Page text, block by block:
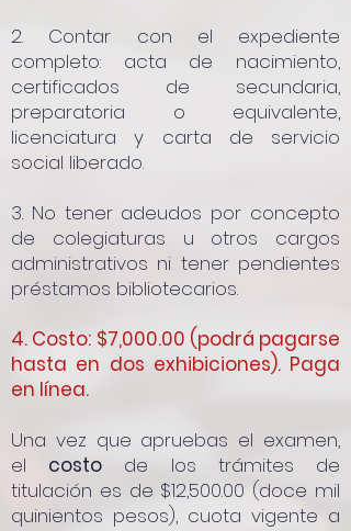
2. Contar con el expediente
completo: acta de nacimiento,
certificados de secundaria,
preparatoria o equivalente,
licenciatura y carta de servicio
social liberado.
3. No tener adeudos por concepto
de colegiaturas u otros cargos
administrativos ni tener pendientes
préstamos bibliotecarios.
4. Costo: $7,000.00 (podrá pagarse
hasta en dos exhibiciones). Paga
en línea.
Una vez que apruebas el examen,
el costo de los trámites de
titulación es de $12,500.00 (doce mil
quinientos pesos), cuota vigente a